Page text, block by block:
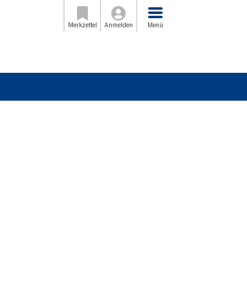
Merkzettel Anmelden
Menü
Menü